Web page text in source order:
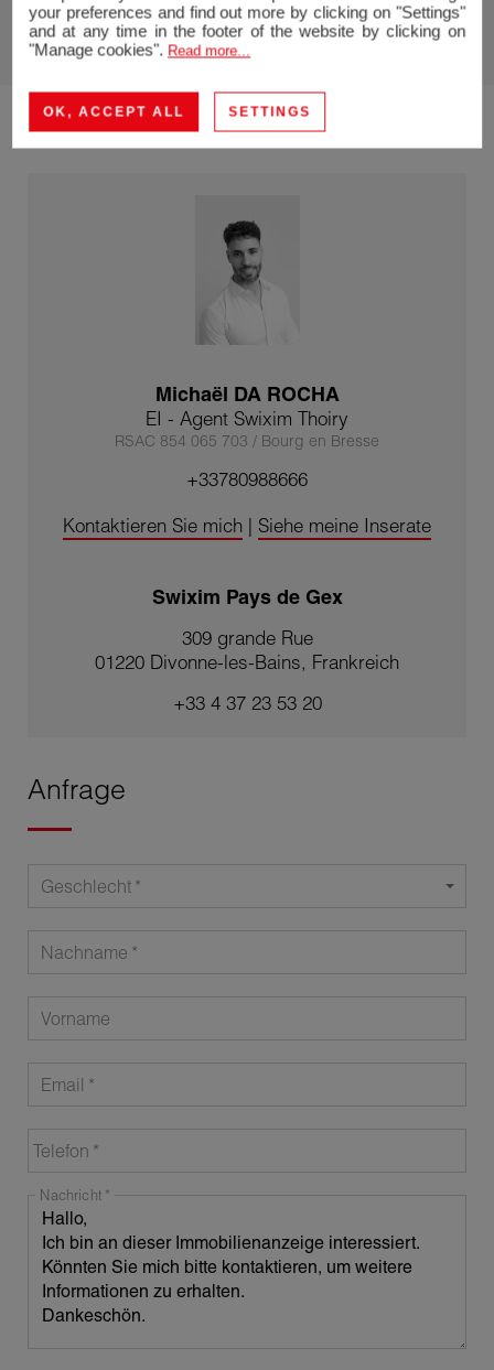
Energiebilanzen anzeigen
Anfrage
Geschlecht
Nachname
Vorname
Email
Telefon
Nachricht
Michaël DA ROCHA
EI - Agent Swixim Thoiry
RSAC 854 065 703 / Bourg en Bresse
+33780988666
Kontaktieren Sie mich | Siehe meine Inserate
Swixim Pays de Gex
309 grande Rue
01220 Divonne-les-Bains, Frankreich
+33 4 37 23 53 20
your preferences and find out more by clicking on "Settings"
and at any time in the footer of the website by clicking on
"Manage cookies". Read more...
OK, ACCEPT ALL SETTINGS